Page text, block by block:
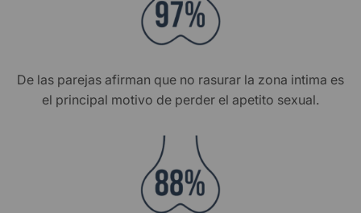
De las parejas afirman que no rasurar la zona intima es
el principal motivo de perder el apetito sexual.